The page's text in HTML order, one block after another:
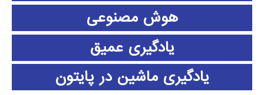
هوش مصنوعی
یادگیری عمیق
یادگیری ماشین در پایتون